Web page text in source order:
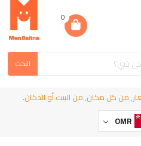
0
البحث
من كل مكان, من البيت أو الدكان.
OMR